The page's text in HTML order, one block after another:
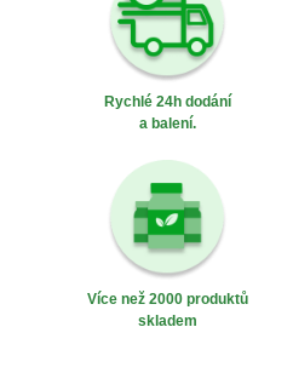
Rychlé 24h dodání
a balení.
Více než 2000 produktů
skladem